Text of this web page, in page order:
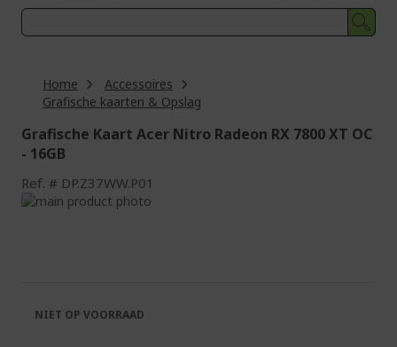
Home
Accessoires
Grafische kaarten & Opslag
Grafische Kaart Acer Nitro Radeon RX 7800 XT OC
- 16GB
Ref. DP.Z37WW.P01
Ga
afbeeldingen-
gallerij
afbeeldingen-
NIET OP VOORRAAD